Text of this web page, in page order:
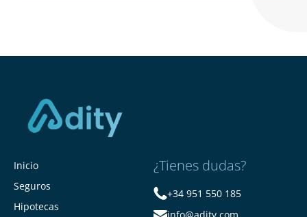
Inicio
Seguros
Hipotecas
¿Tienes dudas?
+34 951 550 185